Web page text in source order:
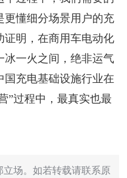
更懂细分场景用户的充
证明，在商用车电动化
冰一火之间，绝非运气
国充电基础设施行业在
”过程中，最真实也最
场。如若转载请联系原